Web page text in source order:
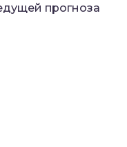
прогноза